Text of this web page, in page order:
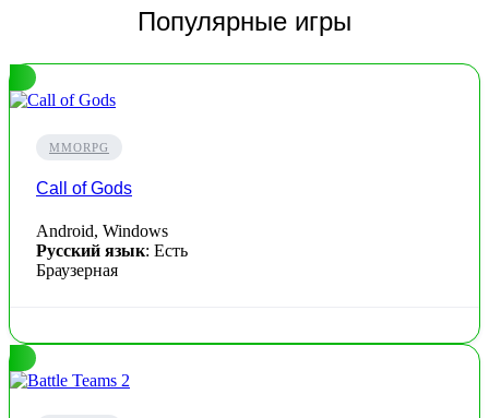
Популярные игры
MMORPG
Call of Gods
Android, Windows
Русский язык: Есть
Браузерная